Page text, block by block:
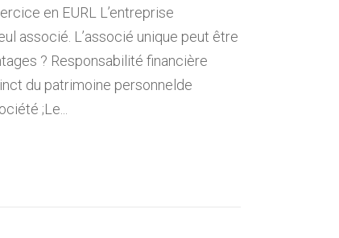
en EURL L’entreprise
associé. L’associé unique peut être
? Responsabilité financière
du patrimoine personnelde
;Le...